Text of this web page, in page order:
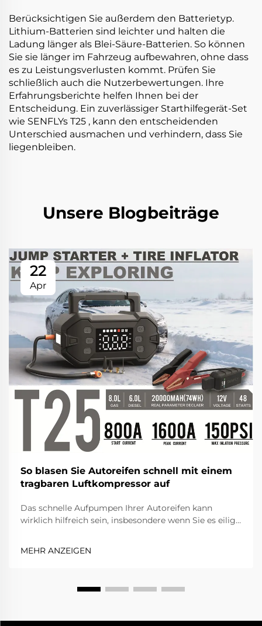
Berücksichtigen Sie außerdem den Batterietyp.
Lithium-Batterien sind leichter und halten die
Ladung länger als Blei-Säure-Batterien. So können
Sie sie länger im Fahrzeug aufbewahren, ohne dass
es zu Leistungsverlusten kommt. Prüfen Sie
schließlich auch die Nutzerbewertungen. Ihre
Erfahrungsberichte helfen Ihnen bei der
Entscheidung. Ein zuverlässiger Starthilfegerät-Set
wie SENFLYs T25 , kann den entscheidenden
Unterschied ausmachen und verhindern, dass Sie
liegenbleiben.
Unsere Blogbeiträge
22
Apr
So blasen Sie Autoreifen schnell mit einem
tragbaren Luftkompressor auf
Das schnelle Aufpumpen Ihrer Autoreifen kann
wirklich hilfreich sein, insbesondere wenn Sie es eilig
einfach, und es spart Ihnen Zeit und Arbeit. In diesem
MEHR ANZEIGEN